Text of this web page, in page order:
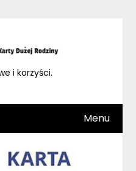
i korzyści.
Menu